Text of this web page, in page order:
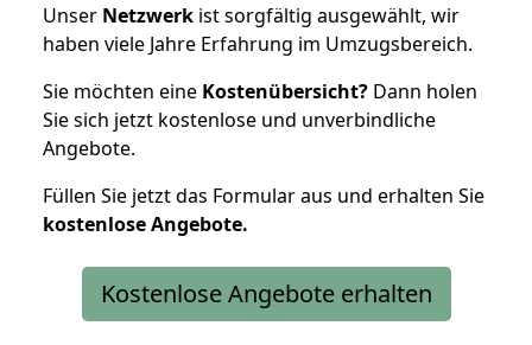
Unser Netzwerk ist sorgfältig ausgewählt, wir
haben viele Jahre Erfahrung im Umzugsbereich.
Sie möchten eine Kostenübersicht? Dann holen
Sie sich jetzt kostenlose und unverbindliche
Angebote.
Füllen Sie jetzt das Formular aus und erhalten Sie
kostenloseAngebote.
Kostenlose Angebote erhalten